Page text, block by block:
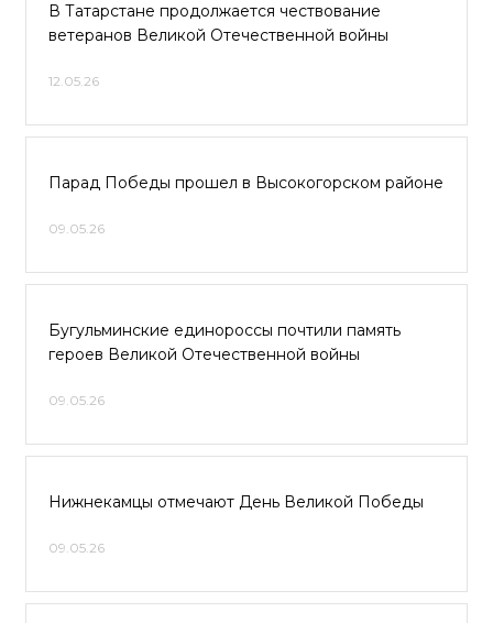
В Татарстане продолжается чествование
ветеранов Великой Отечественной войны
12.05.26
Парад Победы прошел в Высокогорском районе
09.05.26
Бугульминские единороссы почтили память
героев Великой Отечественной войны
09.05.26
Нижнекамцы отмечают День Великой Победы
09.05.26